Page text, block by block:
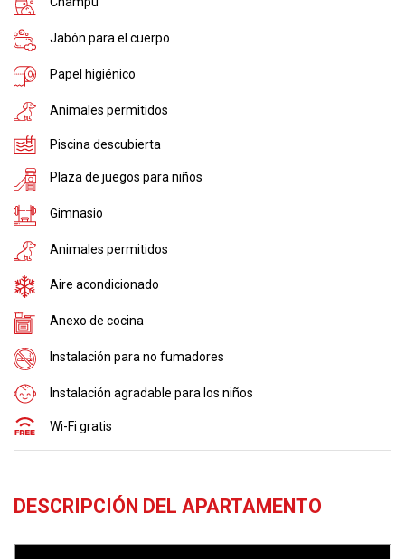
Jabón para el cuerpo
Papel higiénico
Animales permitidos
Piscina descubierta
Plaza de juegos para niños
Gimnasio
Animales permitidos
Aire acondicionado
Anexo de cocina
Instalación para no fumadores
Instalación agradable para los niños
Wi-Fi gratis
DESCRIPCIÓN DEL APARTAMENTO